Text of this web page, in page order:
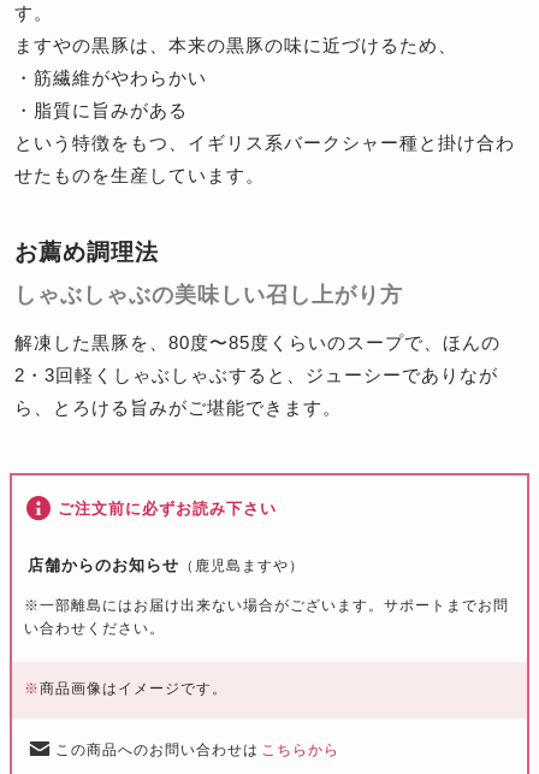
す。
ますやの黒豚は、本来の黒豚の味に近づけるため、
・筋繊維がやわらかい
・脂質に旨みがある
という特徴をもつ、イギリス系バークシャー種と掛け合わ
せたものを生産しています。
お薦め調理法
しゃぶしゃぶの美味しい召し上がり方
解凍した黒豚を、80度〜85度くらいのスープで、ほんの
2・3回軽くしゃぶしゃぶすると、ジューシーでありなが
ら、とろける旨みがご堪能できます。
ご注文前に必ずお読み下さい
店舗からのお知らせ （鹿児島ますや）
※一部離島にはお届け出来ない場合がございます。サポートまでお問
い合わせください。
※商品画像はイメージです。
この商品へのお問い合わせは こちらから